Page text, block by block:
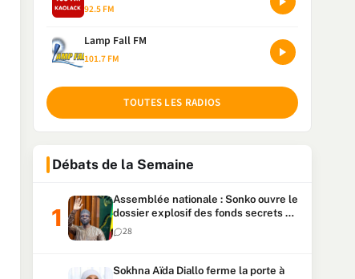
92.5 FM
Lamp Fall FM
101.7 FM
TOUTES LES RADIOS
Débats de la Semaine
Assemblée nationale : Sonko ouvre le
dossier explosif des fonds secrets et
du patrimoine présidentiel
28
Sokhna Aïda Diallo ferme la porte à